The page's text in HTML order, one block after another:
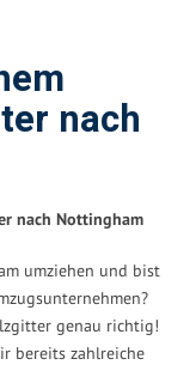
nach
nach Nottingham
umziehen und bist
genau richtig!
bereits zahlreiche